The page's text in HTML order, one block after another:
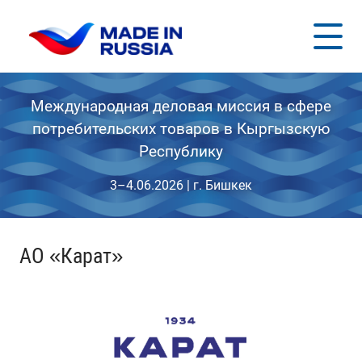
Международная деловая миссия в сфере
потребительских товаров в Кыргызскую
Республику
3–4.06.2026 | г. Бишкек
АО «Карат»